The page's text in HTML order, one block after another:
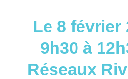
Le 8 février
9h30 à
Réseaux